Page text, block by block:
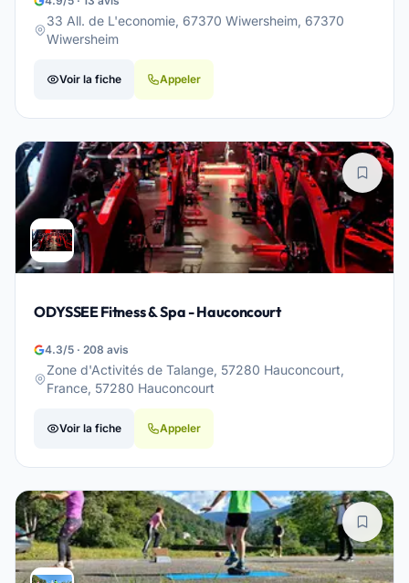
33 All. de L'economie, 67370 Wiwersheim, 67370
Wiwersheim
Voir la fiche Appeler
ODYSSEE Fitness & Spa - Hauconcourt
4.3/5 · 208 avis
Zone d'Activités de Talange, 57280 Hauconcourt,
France, 57280 Hauconcourt
Voir la fiche Appeler